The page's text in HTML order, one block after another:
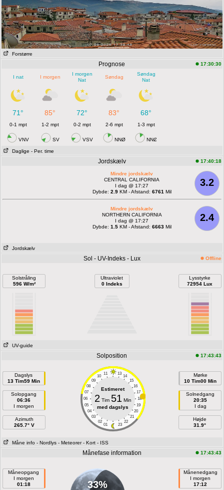
Forstørre
Prognose 17:30:30
I nat I morgen
I morgen
Nat
Søndag
Søndag
Nat
71° 85° 72° 83° 68°
0-1 mpt 1-2 mpt 0-2 mpt 2-6 mpt 1-3 mpt
VNV SV VSV NNØ NNØ
Daglige - Per. time
Jordskælv 17:40:18
3.2
Mindre jordskælv
CENTRAL CALIFORNIA
I dag @ 17:27
Dybde: 2.9KM - Afstand: 6761 Mil
2.4
Mindre jordskælv
NORTHERN CALIFORNIA
I dag @ 17:27
Dybde: 1.5KM - Afstand: 6663Mil
Jordskælv
Sol - UV-Indeks - Lux Offline
Solstråling
596 W/m²
Ultraviolet
0 Indeks
Lysstyrke
72954 Lux
UV-guide
Solposition 17:43:43
Dagslys
13 Tim59 Min
Solopgang
06:36
I morgen
Azimuth
265.7° V
11 13
10
14
09
15
08
16
07
17
06
18
05
19
04
20
03
21
02
22
01 23
Estimeret
2 Tim 51 Min
med dagslys
Mørke
10 Tim00 Min
Solnedgang
20:35
I dag
Højde
31.9°
Måne info - Nordlys - Meteorer - Kort - ISS
Månefase information 17:43:43
Måneopgang
I morgen
01:18
33%
Månenedgang
I morgen
17:12